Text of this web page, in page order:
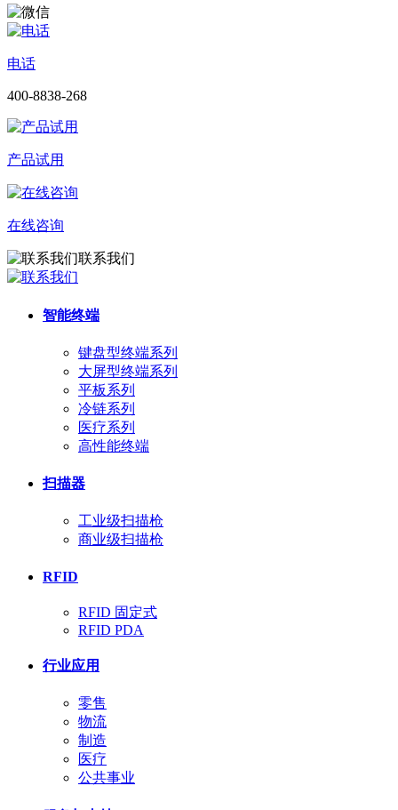
电话
400-8838-268
产品试用
在线咨询
联系我们
智能终端
键盘型终端系列
大屏型终端系列
平板系列
冷链系列
医疗系列
高性能终端
扫描器
工业级扫描枪
商业级扫描枪
RFID
RFID 固定式
RFID PDA
行业应用
零售
物流
制造
医疗
公共事业